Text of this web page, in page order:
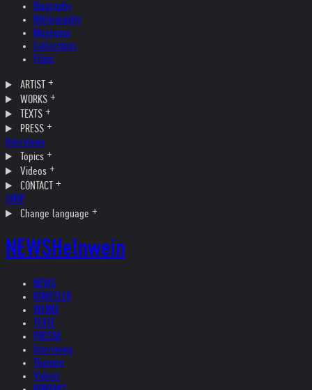
Biography
Bibliography
Museums
Collections
Films
ARTIST
WORKS
TEXTS
PRESS
Interviews
Topics
Videos
CONTACT
SHOP
Change language
NEWSHelnwein
NEWS
KÜNSTLER
WERKE
TEXTE
PRESSE
Interviews
Themen
Videos